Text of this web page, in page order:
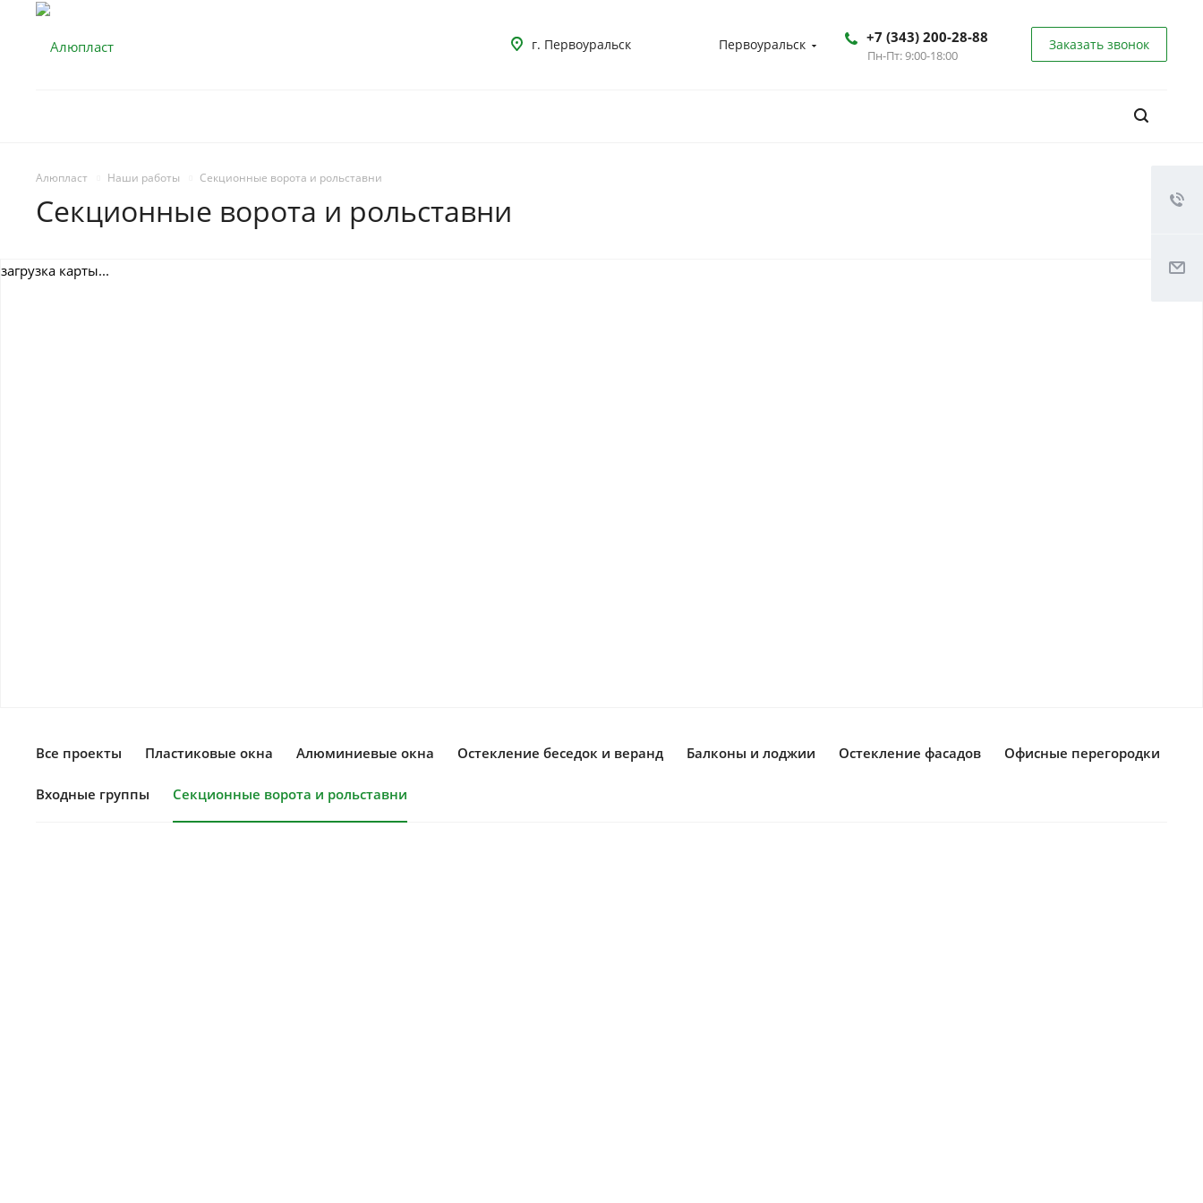
Первоуральск +7 (343) 200-28-88
Пн-Пт: 9:00-18:00
Заказать звонок
г. Первоуральск
Алюпласт Наши работы Секционные ворота и рольставни
Секционные ворота и рольставни
загрузка карты...
Все проекты Пластиковые окна Алюминиевые окна Остекление беседок и веранд Балконы и лоджии Остекление фасадов Офисные перегородки
Входные группы Секционные ворота и рольставни